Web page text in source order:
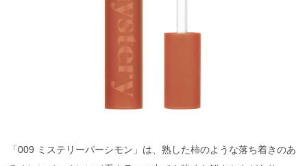
「009 ミステリーパーシモン」は、熟した柿のような落ち着きのあ